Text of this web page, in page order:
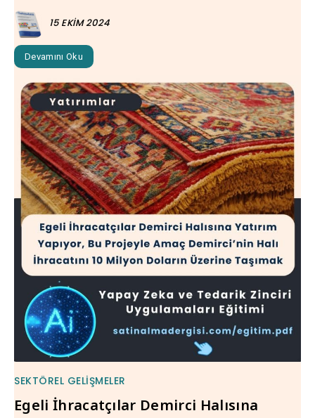
15 EKIM 2024
Devamını Oku
SEKTÖREL GELIŞMELER
Egeli İhracatçılar Demirci Halısına